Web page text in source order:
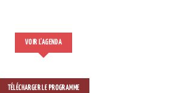
VOIR L'AGENDA
TÉLÉCHARGER LE PROGRAMME